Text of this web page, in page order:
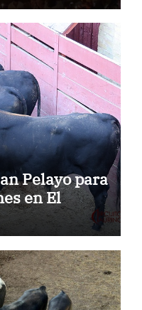
Pelayo para
en El